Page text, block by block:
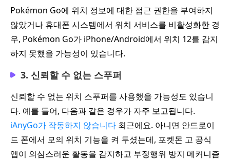
Pokémon Go에 위치 정보에 대한 접근 권한을 부여하지
않았거나 휴대폰 시스템에서 위치 서비스를 비활성화한 경
우, Pokémon Go가 iPhone/Android에서 위치 12를 감지
하지 못했을 가능성이 있습니다.
3. 신뢰할 수 없는 스푸퍼
신뢰할 수 없는 위치 스푸퍼를 사용했을 가능성도 있습니
다. 예를 들어, 다음과 같은 경우가 자주 보고됩니다.
iAnyGo가 작동하지 않습니다 최근에요. 아니면 안드로이
드 폰에서 모의 위치 기능을 켜 두셨는데, 포켓몬 고 공식
앱이 의심스러운 활동을 감지하고 부정행위 방지 메커니즘